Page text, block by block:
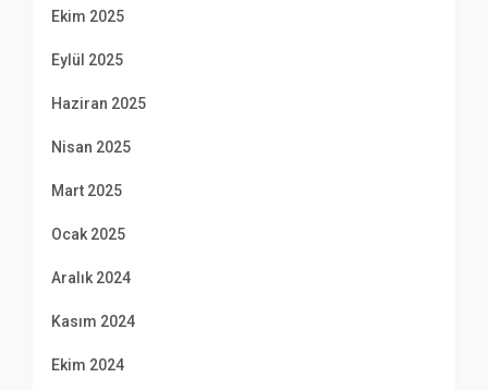
Ekim 2025
Eylül 2025
Haziran 2025
Nisan 2025
Mart 2025
Ocak 2025
Aralık 2024
Kasım 2024
Ekim 2024